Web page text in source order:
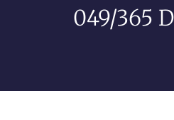
049/365